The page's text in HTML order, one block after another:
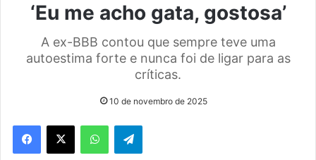
‘Eu me acho gata, gostosa’
A ex-BBB contou que sempre teve uma
autoestima forte e nunca foi de ligar para as
críticas.
10 de novembro de 2025
WhatsAppTelegram